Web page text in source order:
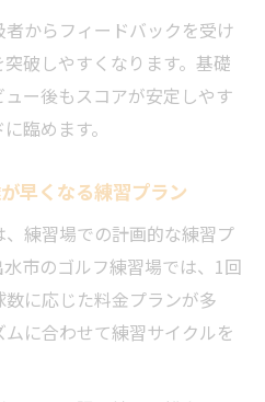
ム定着に与える効果とは
で効率よく課題克服を目
夫がゴルフ上達を支える
からフィードバックを受け
破しやすくなります。基礎
ー後もスコアが安定しやす
臨めます。
早くなる練習プラン
練習場での計画的な練習プ
市のゴルフ練習場では、1回
に応じた料金プランが多
に合わせて練習サイクルを